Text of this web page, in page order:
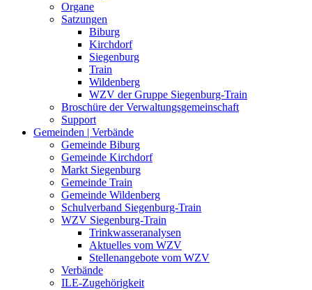
Organe
Satzungen
Biburg
Kirchdorf
Siegenburg
Train
Wildenberg
WZV der Gruppe Siegenburg-Train
Broschüre der Verwaltungsgemeinschaft
Support
Gemeinden | Verbände
Gemeinde Biburg
Gemeinde Kirchdorf
Markt Siegenburg
Gemeinde Train
Gemeinde Wildenberg
Schulverband Siegenburg-Train
WZV Siegenburg-Train
Trinkwasseranalysen
Aktuelles vom WZV
Stellenangebote vom WZV
Verbände
ILE-Zugehörigkeit